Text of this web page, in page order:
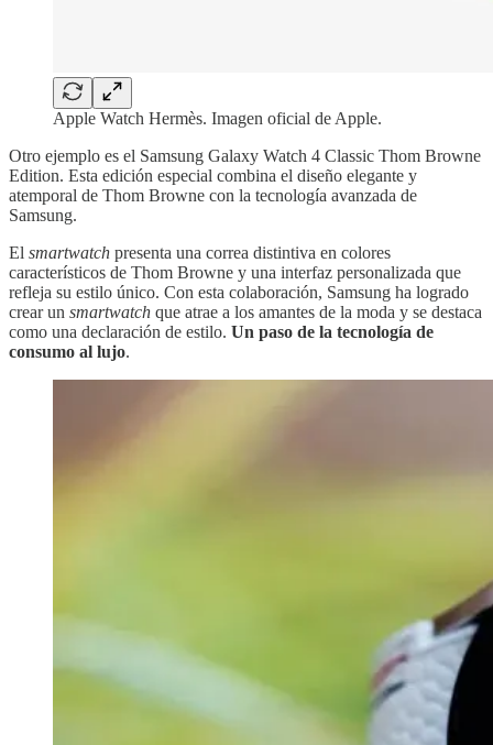
Apple Watch Hermès. Imagen oficial de Apple.
Otro ejemplo es el Samsung Galaxy Watch 4 Classic Thom Browne
Edition. Esta edición especial combina el diseño elegante y
atemporal de Thom Browne con la tecnología avanzada de
Samsung.
El smartwatch presenta una correa distintiva en colores
característicos de Thom Browne y una interfaz personalizada que
refleja su estilo único. Con esta colaboración, Samsung ha logrado
crear un smartwatch que atrae a los amantes de la moda y se destaca
como una declaración de estilo. Un paso de la tecnología de
consumo al lujo.